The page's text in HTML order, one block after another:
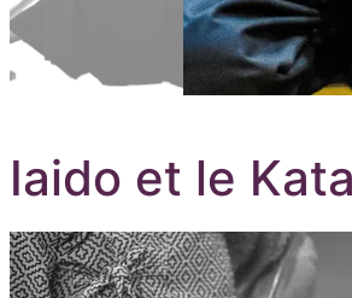
Iaido et le